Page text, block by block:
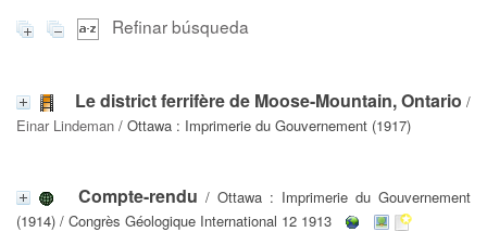
Refinar búsqueda
Le district ferrifère de Moose-Mountain, Ontario /
Einar Lindeman / Ottawa : Imprimerie du Gouvernement (1917)
Compte-rendu / Ottawa : Imprimerie du Gouvernement
(1914) / Congrès Géologique International 12 1913